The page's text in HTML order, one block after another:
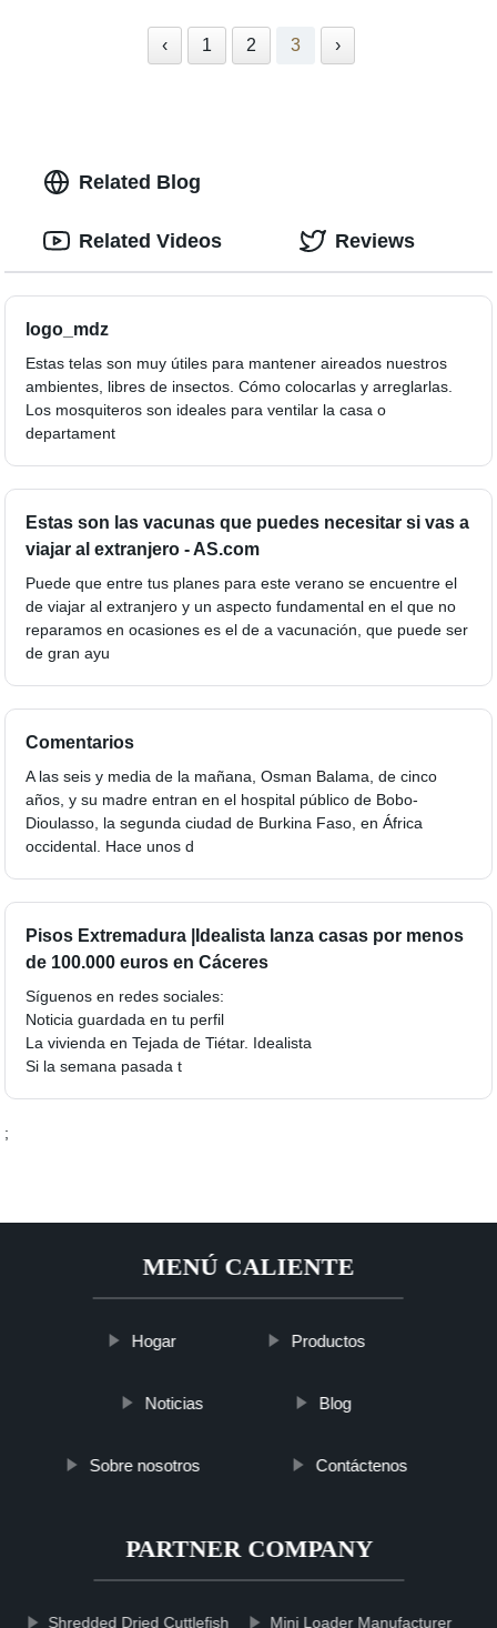
‹ 1 2 3 ›
Related Blog
logo_mdz
Estas telas son muy útiles para mantener aireados nuestros
ambientes, libres de insectos. Cómo colocarlas y arreglarlas.
Los mosquiteros son ideales para ventilar la casa o
departament
Estas son las vacunas que puedes necesitar si vas a
viajar al extranjero - AS.com
Puede que entre tus planes para este verano se encuentre el
de viajar al extranjero y un aspecto fundamental en el que no
reparamos en ocasiones es el de a vacunación, que puede ser
de gran ayu
Comentarios
A las seis y media de la mañana, Osman Balama, de cinco
años, y su madre entran en el hospital público de Bobo-
Dioulasso, la segunda ciudad de Burkina Faso, en África
occidental. Hace unos d
Pisos Extremadura |Idealista lanza casas por menos
de 100.000 euros en Cáceres
Síguenos en redes sociales:
Noticia guardada en tu perfil
La vivienda en Tejada de Tiétar. Idealista
Si la semana pasada t
;
Related Videos Reviews
MENÚ CALIENTE
Hogar Productos
Noticias Blog
Sobre nosotros Contáctenos
PARTNER COMPANY
Shredded Dried Cuttlefish Mini Loader Manufacturer